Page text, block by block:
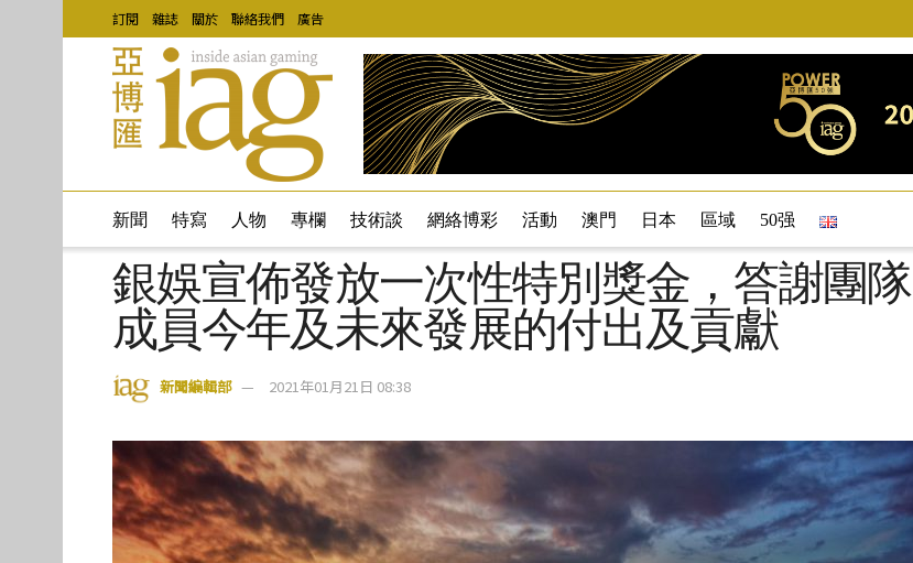
訂閱 雜誌 關於 聯絡我們 廣告
新聞 特寫 人物 專欄 技術談 網絡博彩 活動 澳門 日本 區域 50强
銀娛宣佈發放一次性特別獎金，答謝團隊
成員今年及未來發展的付出及貢獻
新聞編輯部 2021年01月21日 08:38